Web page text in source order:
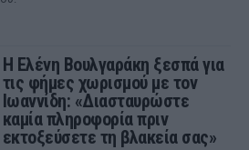
Η Ελένη Βουλγαράκη ξεσπά για
τις φήμες χωρισμού με τον
Ιωαννίδη: «Διασταυρώστε
καμία πληροφορία πριν
εκτοξεύσετε τη βλακεία σας»